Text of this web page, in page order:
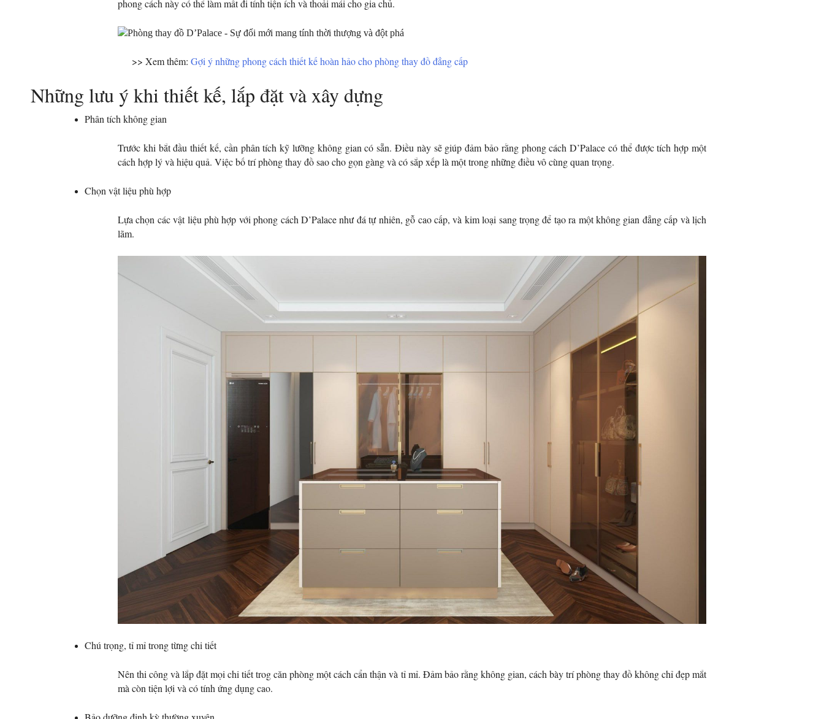
phong cách này có thể làm mất đi tính tiện ích và thoải mái cho gia chủ.
>> Xem thêm: Gợi ý những phong cách thiết kế hoàn hảo cho phòng thay đồ đẳng cấp
Những lưu ý khi thiết kế, lắp đặt và xây dựng
Phân tích không gian
Trước khi bắt đầu thiết kế, cần phân tích kỹ lưỡng không gian có sẵn. Điều này sẽ giúp đảm bảo rằng phong cách D’Palace có thể được tích hợp một
cách hợp lý và hiệu quả. Việc bố trí phòng thay đồ sao cho gọn gàng và có sắp xếp là một trong những điều vô cùng quan trọng.
Chọn vật liệu phù hợp
Lựa chọn các vật liệu phù hợp với phong cách D’Palace như đá tự nhiên, gỗ cao cấp, và kim loại sang trọng để tạo ra một không gian đẳng cấp và lịch
lãm.
Chú trọng, tỉ mỉ trong từng chi tiết
Nên thi công và lắp đặt mọi chi tiết trog căn phòng một cách cẩn thận và tỉ mỉ. Đảm bảo rằng không gian, cách bày trí phòng thay đồ không chỉ đẹp mắt
mà còn tiện lợi và có tính ứng dụng cao.